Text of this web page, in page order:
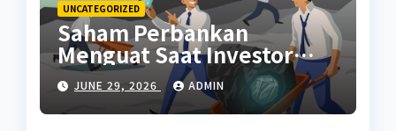
UNCATEGORIZED
Saham Perbankan
Menguat Saat Investor
Kembali Aktif
JUNE 29, 2026 ADMIN